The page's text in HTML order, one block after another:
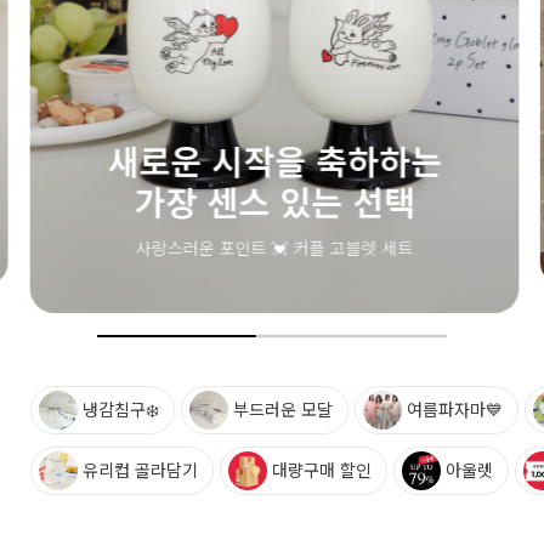
새로운 시작을 축하하는
가장 센스 있는 선택
사랑스러운 포인트 💓 커플 고블렛 세트
냉감침구❄️ 부드러운 모달 여름파자마💙
유리컵 골라담기 대량구매 할인 아울렛